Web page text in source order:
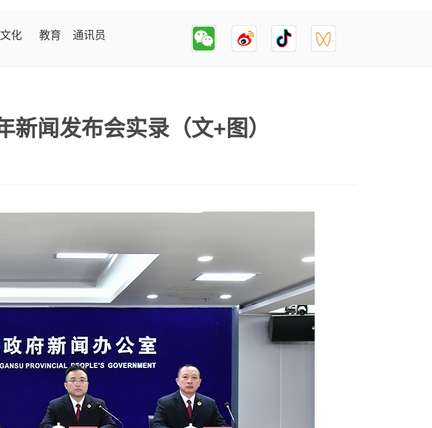
文化 教育 通讯员
闻发布会实录（文+图）